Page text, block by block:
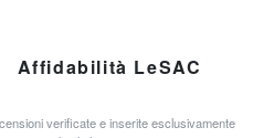
Affidabilità LeSAC
verificate e inserite esclusivamente